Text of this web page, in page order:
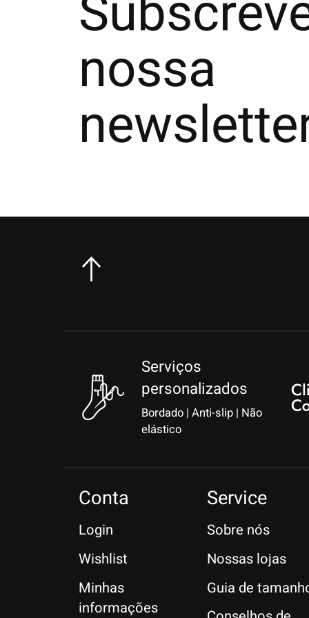
nossa
Serviços
personalizados
Bordado | Anti-slip | Não
elástico
Conta
Login
Wishlist
Minhas
informações
Service
Sobre nós
Nossas lojas
Guia de